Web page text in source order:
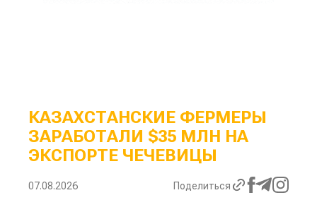
КАЗАХСТАНСКИЕ ФЕРМЕРЫ
ЗАРАБОТАЛИ $35 МЛН НА
ЭКСПОРТЕ ЧЕЧЕВИЦЫ
07.08.2026 Поделиться